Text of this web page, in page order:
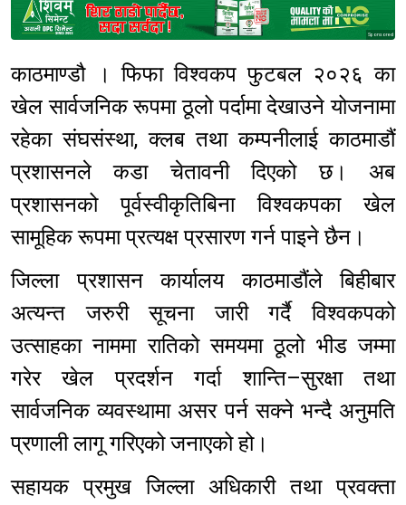
Sponsored
काठमाण्डौ । फिफा विश्वकप फुटबल २०२६ का
खेल सार्वजनिक रूपमा ठूलो पर्दामा देखाउने योजनामा
रहेका संघसंस्था, क्लब तथा कम्पनीलाई काठमाडौं
प्रशासनले कडा चेतावनी दिएको छ। अब
प्रशासनको पूर्वस्वीकृतिबिना विश्वकपका खेल
सामूहिक रूपमा प्रत्यक्ष प्रसारण गर्न पाइने छैन।
जिल्ला प्रशासन कार्यालय काठमाडौंले बिहीबार
अत्यन्त जरुरी सूचना जारी गर्दै विश्वकपको
उत्साहका नाममा रातिको समयमा ठूलो भीड जम्मा
गरेर खेल प्रदर्शन गर्दा शान्ति–सुरक्षा तथा
सार्वजनिक व्यवस्थामा असर पर्न सक्ने भन्दै अनुमति
प्रणाली लागू गरिएको जनाएको हो।
सहायक प्रमुख जिल्ला अधिकारी तथा प्रवक्ता